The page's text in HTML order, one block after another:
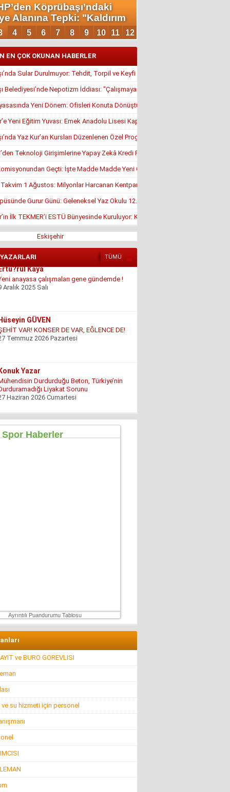
EN ÇOK OKUNAN HABERLER
Sular Durulmuyor: Tehdit, Torpil ve Keyfi Atamalar Gündemde
Belediyesi’nde Nepotizm İddiası: "Çalışmayan Kaldı, Çavuş İstifa Ettirildi"
Yeni Dönem: Ofisleri Konuta Dönüştürmek İçin Son Tarih 1
Yeni Eğitim Yuvası: Emek Anadolu Lisesi Kapılarını Açmaya Hazırlanıyor
Yaz Kur’an Kursları Düzenlenen Özel Programla Açıldı
Teknoloji Girişimlerine Yapay Zekâ Kredi Programı
Geçti: İşte Madde Madde Yeni Öğrenci Affı Rehberi
Takvim 1 Ağustos: Milyonlar Harcanan Kentpark Plajı Ne Zaman Açılacak?
Gurur Günü: Geleneksel Yaz Okulu 12. Kez Kapanış Yaptı
İlk TEKMER’i ESTÜ Bünyesinde Kuruluyor: KOSGEB Onayı Geldi
Eskişehir
TÜMÜ
GÜVEN
VAR! KONSER DE VAR, EĞLENCE DE!
Yazar
Durdurduğu Beton, Türkiye’nin
Çetin
Merkezli Yeni Dünya Düzeni
Mayıs 2026 Cumartesi
Turan
Görünmeyen Hayır Kapısı
Ayrıntılı Puandurumu Tablosu
ve BURO GOREVLISI
su hizmeti için personel